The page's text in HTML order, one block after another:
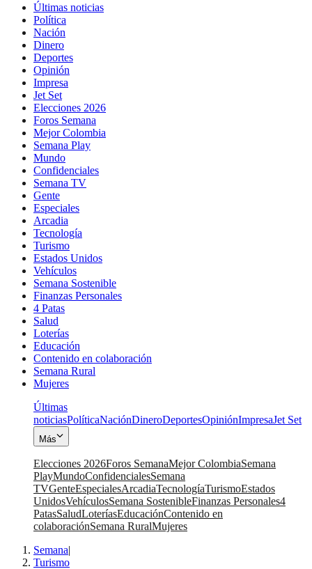
Últimas noticias
Política
Nación
Dinero
Deportes
Opinión
Impresa
Jet Set
Elecciones 2026
Foros Semana
Mejor Colombia
Semana Play
Mundo
Confidenciales
Semana TV
Gente
Especiales
Arcadia
Tecnología
Turismo
Estados Unidos
Vehículos
Semana Sostenible
Finanzas Personales
4 Patas
Salud
Loterías
Educación
Contenido en colaboración
Semana Rural
Mujeres
Últimas
noticiasPolíticaNaciónDineroDeportesOpiniónImpresaJet Set
Más
Elecciones 2026Foros SemanaMejor ColombiaSemana
PlayMundoConfidencialesSemana
TVGenteEspecialesArcadiaTecnologíaTurismoEstados
UnidosVehículosSemana SostenibleFinanzas Personales4
PatasSaludLoteríasEducaciónContenido en
colaboraciónSemana RuralMujeres
Semana|
Turismo